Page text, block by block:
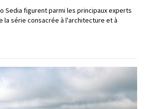
Sedia figurent parmi les principaux experts
la série consacrée à l'architecture et à